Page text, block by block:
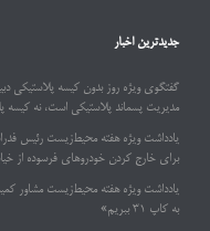
جدیدترین اخبار
گفتگوی ویژه روز بدون کیسه پلاستیکی
مدیریت پسماند پلاستیکی است، نه کیسه
برای خارج کردن خودروهای فرسوده از
یادداشت ویژه هفته محیط‌زیست مشاور
به کاپ ۳۱ ببریم»